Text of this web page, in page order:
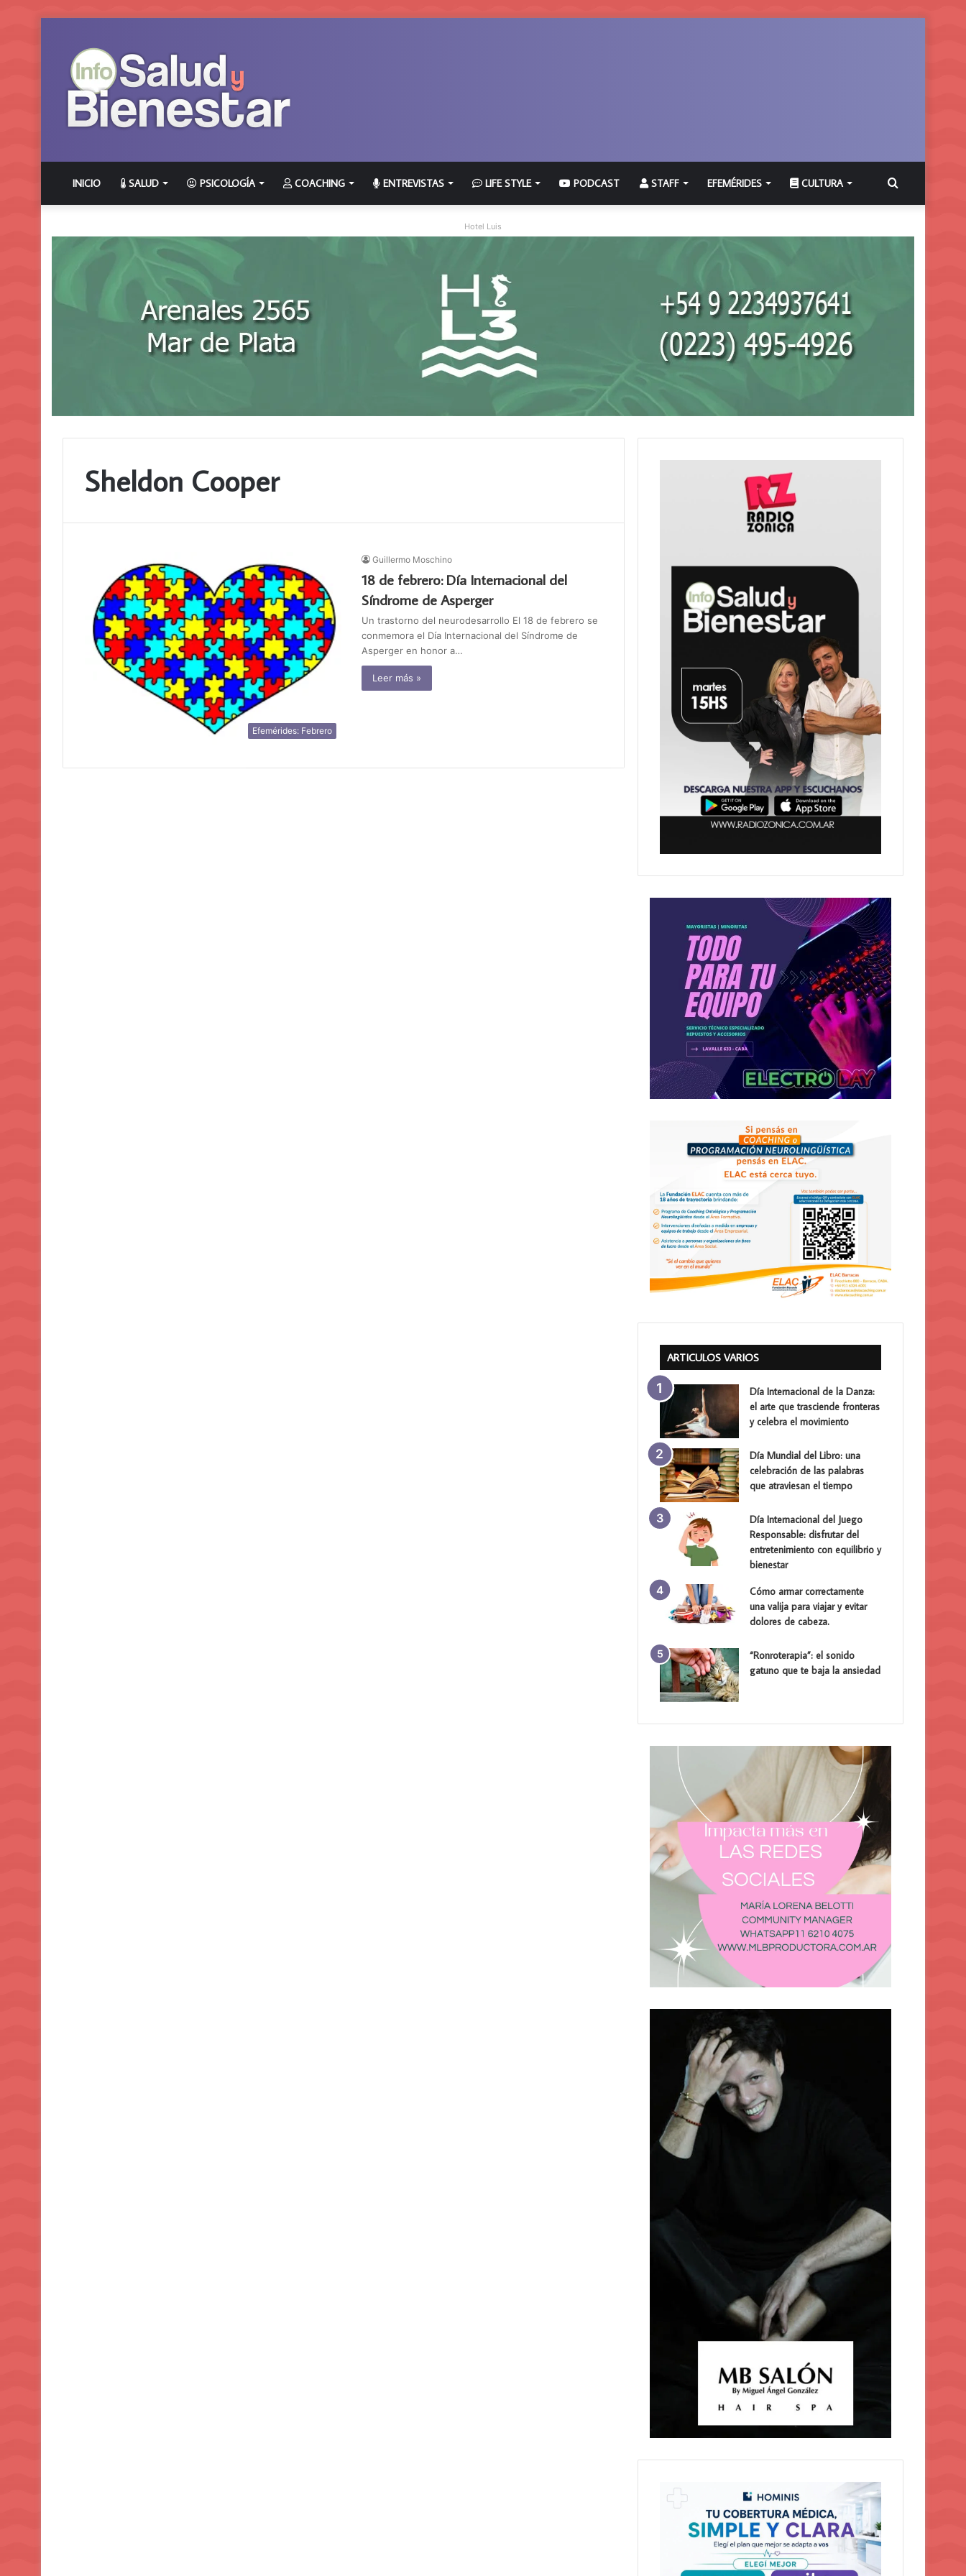
INICIO SALUD PSICOLOGÍA COACHING ENTREVISTAS LIFE STYLE PODCAST STAFF EFEMÉRIDES CULTURA Buscar
Hotel Luis
Sheldon Cooper
Efemérides: Febrero
Guillermo Moschino
18 de febrero: Día Internacional del
Síndrome de Asperger
Un trastorno del neurodesarrollo El 18 de febrero se
conmemora el Día Internacional del Síndrome de
Asperger en honor a…
Leer más »
ARTICULOS VARIOS
Día Internacional de la Danza:
el arte que trasciende fronteras
y celebra el movimiento
Día Mundial del Libro: una
celebración de las palabras
que atraviesan el tiempo
Día Internacional del Juego
Responsable: disfrutar del
entretenimiento con equilibrio y
bienestar
Cómo armar correctamente
una valija para viajar y evitar
dolores de cabeza.
“Ronroterapia”: el sonido
gatuno que te baja la ansiedad